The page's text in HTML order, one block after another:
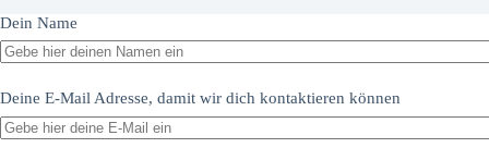
Dein Name
Deine E-Mail Adresse, damit wir dich kontaktieren können